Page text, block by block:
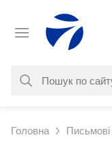
знайдено.
Головна